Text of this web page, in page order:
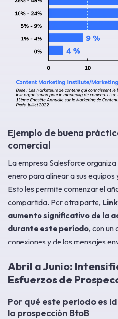
Ejemplo de buena
comercial
La empresa Salesforce
enero para alinear a sus
Esto les permite comenzar el
compartida. Por otra parte,
aumento significativo de la
durante este período, con un
conexiones y de los mensajes
Abril a Junio:
Esfuerzos de
Por qué este período es
la prospección BtoB